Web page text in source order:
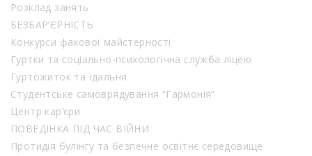
Розклад занять
БЕЗБАР’ЄРНІСТЬ
Конкурси фахової майстерності
Гуртки та соціально-психологічна служба ліцею
Гуртожиток та їдальня
Студентське самоврядування “Гармонія”
Центр кар’єри
ПОВЕДІНКА ПІД ЧАС ВІЙНИ
Протидія булінгу та безпечне освітнє середовище